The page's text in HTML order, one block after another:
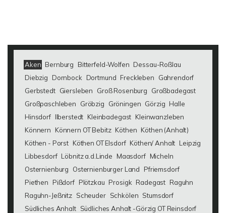
Aken Bernburg Bitterfeld-Wolfen Dessau-Roßlau
Diebzig
Dornbock Dortmund Freckleben
Gahrendorf
Gerbstedt Giersleben Groß Rosenburg
Großbadegast
Großpaschleben
Gröbzig Gröningen Görzig Halle
Hinsdorf Ilberstedt Kleinbadegast Kleinwanzleben
Könnern
Könnern OT Bebitz Köthen Köthen (Anhalt)
Köthen - Porst Köthen OT Elsdorf Köthen/ Anhalt Leipzig
Libbesdorf Löbnitz a.d.Linde Maasdorf Micheln
Osternienburg
Osternienburger Land
Pfriemsdorf
Piethen
Pißdorf Plötzkau Prosigk Radegast Raguhn
Raguhn-Jeßnitz Scheuder Schkölen Stumsdorf
Südliches Anhalt Südliches Anhalt -Görzig OT Reinsdorf